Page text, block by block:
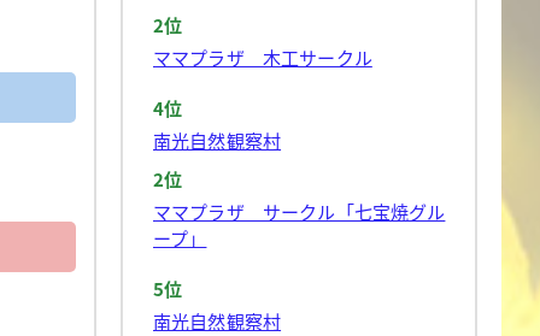
2位
ママプラザ 木工サークル
4位
南光自然観察村
2位
ママプラザ サークル「七宝焼グル
ープ」
5位
南光自然観察村